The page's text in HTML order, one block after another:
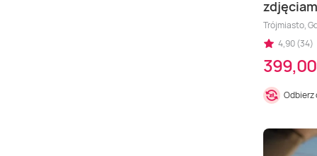
Trójmiasto,
4,90 (34)
399,00
Odbierz